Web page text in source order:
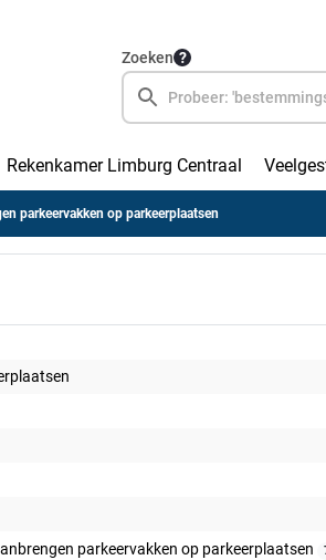
Zoeken
Rekenkamer Limburg Centraal
parkeervakken op parkeerplaatsen
parkeervakken op parkeerplaatsen